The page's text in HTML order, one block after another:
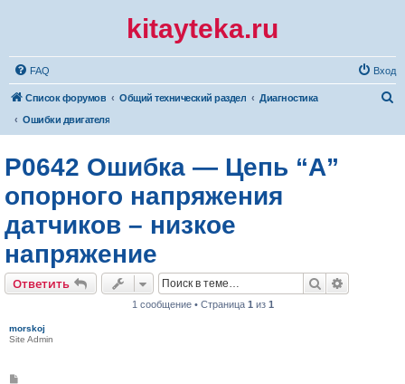
kitayteka.ru
FAQ Вход
Список форумов Общий технический раздел
Диагностика
Ошибки двигателя
P0642 Ошибка — Цепь “А”
опорного напряжения
датчиков – низкое
напряжение
Ответить Поиск
1 сообщение • Страница 1 из 1
morskoj
Site Admin